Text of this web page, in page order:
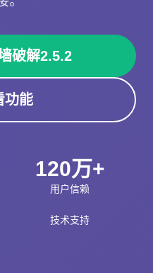
破解2.5.2
功能
120万+
用户信赖
技术支持